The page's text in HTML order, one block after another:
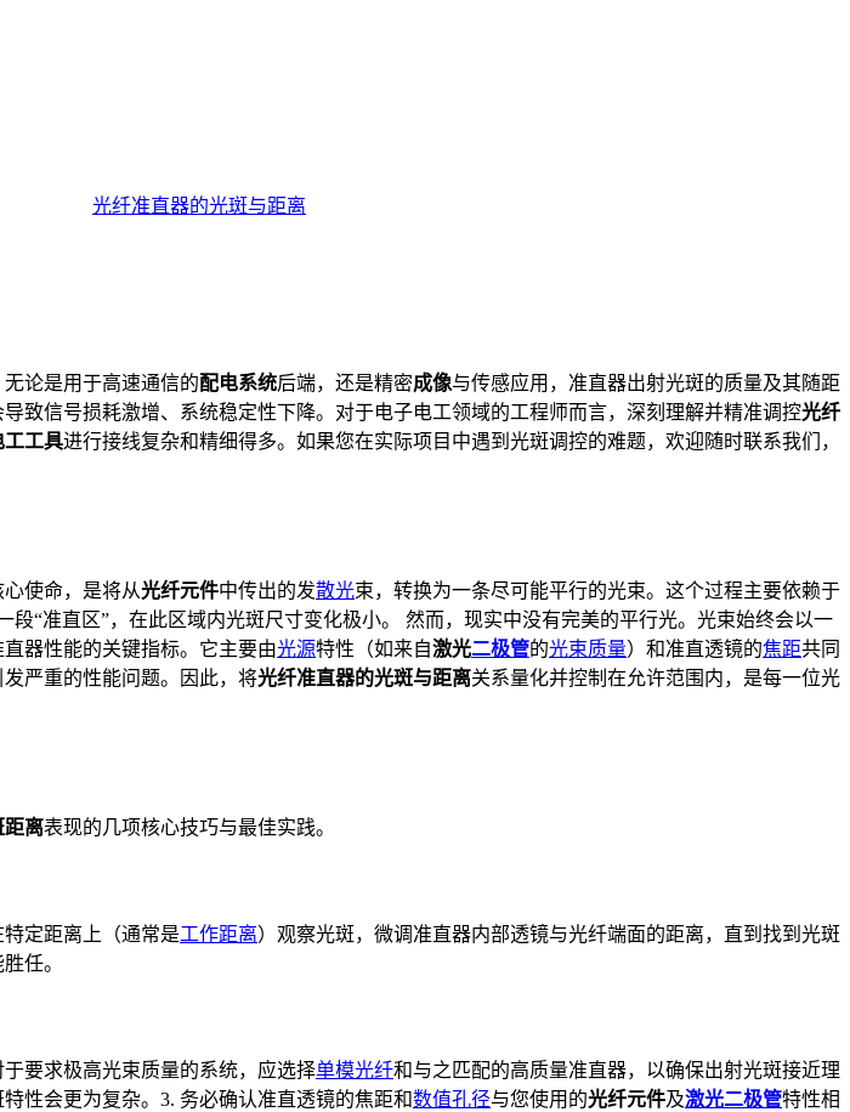
光纤准直器的光斑与距离
无论是用于高速通信的配电系统后端，还是精密成像与传感应用，准直器出射光斑的质量及其随距
致信号损耗激增、系统稳定性下降。对于电子电工领域的工程师而言，深刻理解并精准调控光纤
工工具进行接线复杂和精细得多。如果您在实际项目中遇到光斑调控的难题，欢迎随时联系我们，
使命，是将从光纤元件中传出的发散光束，转换为一条尽可能平行的光束。这个过程主要依赖于
“准直区”，在此区域内光斑尺寸变化极小。 然而，现实中没有完美的平行光。光束始终会以一
器性能的关键指标。它主要由光源特性（如来自激光二极管的光束质量）和准直透镜的焦距共同
严重的性能问题。因此，将光纤准直器的光斑与距离关系量化并控制在允许范围内，是每一位光
距离表现的几项核心技巧与最佳实践。
定距离上（通常是工作距离）观察光斑，微调准直器内部透镜与光纤端面的距离，直到找到光斑
任。
要求极高光束质量的系统，应选择单模光纤和与之匹配的高质量准直器，以确保出射光斑接近理
性会更为复杂。3. 务必确认准直透镜的焦距和数值孔径与您使用的光纤元件及激光二极管特性相